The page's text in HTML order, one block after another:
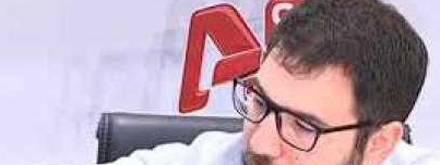
διαφάνεια και δημοσιότητα το αίσθημα